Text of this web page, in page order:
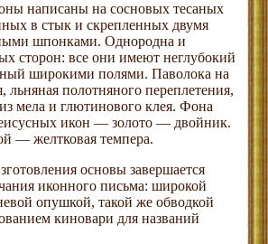
написаны на сосновых тесаных
в стык и скрепленных двумя
шпонками. Однородна и
сторон: все они имеют неглубокий
широкими полями. Паволока на
льняная полотняного переплетения,
мела и глютинового клея. Фона
икон — золото — двойник.
— желтковая темпера.
основы завершается
иконного письма: широкой
опушкой, такой же обводкой
киновари для названий